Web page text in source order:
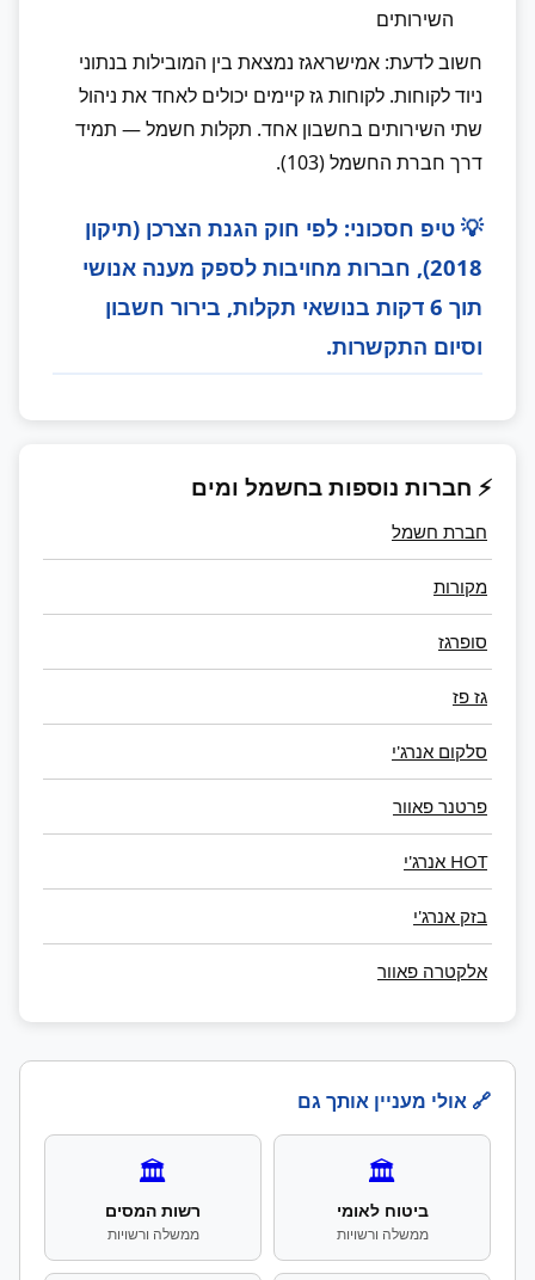
השירותים
חשוב לדעת: אמישראגז נמצאת בין המובילות בנתוני
ניוד לקוחות. לקוחות גז קיימים יכולים לאחד את ניהול
שתי השירותים בחשבון אחד. תקלות חשמל — תמיד
דרך חברת החשמל (103).
💡 טיפ חסכוני: לפי חוק הגנת הצרכן (תיקון
2018), חברות מחויבות לספק מענה אנושי
תוך 6 דקות בנושאי תקלות, בירור חשבון
וסיום התקשרות.
⚡ חברות נוספות בחשמל ומים
חברת חשמל
מקורות
סופרגז
גז פז
סלקום אנרג'י
פרטנר פאוור
HOT אנרג'י
בזק אנרג'י
אלקטרה פאוור
🔗 אולי מעניין אותך גם
🏛️
ביטוח לאומי
ממשלה ורשויות
🏛️
רשות המסים
ממשלה ורשויות